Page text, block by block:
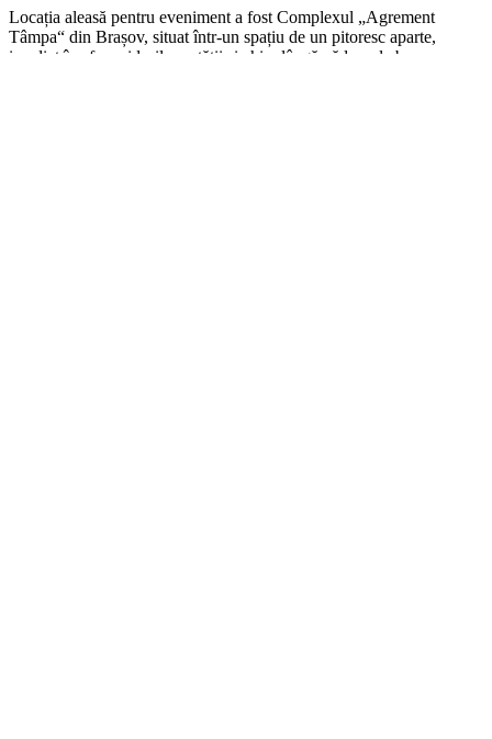
Locația aleasă pentru eveniment a fost Complexul „Agrement
Tâmpa“ din Brașov, situat într-un spațiu de un pitoresc aparte,
imediat în afara zidurilor cetății și chiar lângă pădure, la baza